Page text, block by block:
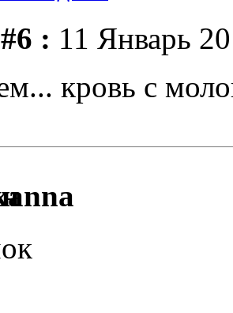
: 11 Январь
кровь с